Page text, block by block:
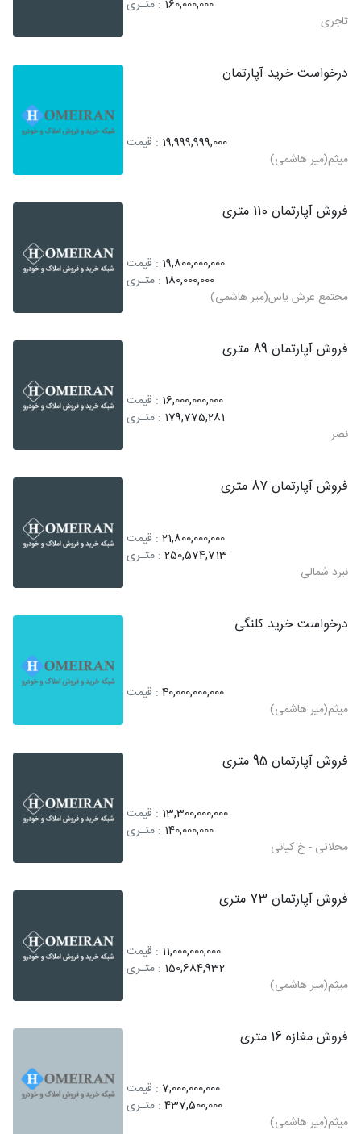
160,000,000 : متـری
تاجری
درخواست خرید آپارتمان
19,999,999,000 : قیمت
میثم(میر هاشمی)
فروش آپارتمان 110 متری
19,800,000,000 : قیمت
180,000,000 : متـری
مجتمع عرش یاس(میر هاشمی)
فروش آپارتمان 89 متری
16,000,000,000 : قیمت
179,775,281 : متـری
نصر
فروش آپارتمان 87 متری
21,800,000,000 : قیمت
250,574,713 : متـری
نبرد شمالی
درخواست خرید کلنگی
40,000,000,000 : قیمت
میثم(میر هاشمی)
فروش آپارتمان 95 متری
13,300,000,000 : قیمت
140,000,000 : متـری
محلاتی - خ کیانی
فروش آپارتمان 73 متری
11,000,000,000 : قیمت
150,684,932 : متـری
میثم(میر هاشمی)
فروش مغازه 16 متری
7,000,000,000 : قیمت
437,500,000 : متـری
میثم(میر هاشمی)